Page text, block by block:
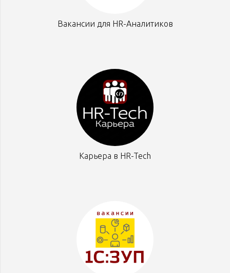
Вакансии для HR-Аналитиков
Карьера в HR-Tech